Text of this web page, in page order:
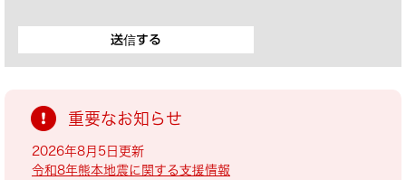
重要なお知らせ
2026年8月5日更新
令和8年熊本地震に関する支援情報